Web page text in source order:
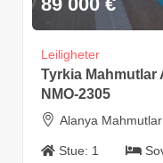
Leiligheter
Tyrkia Mahmutlar
NMO-2305
Alanya Mahmutlar
Stue: 1